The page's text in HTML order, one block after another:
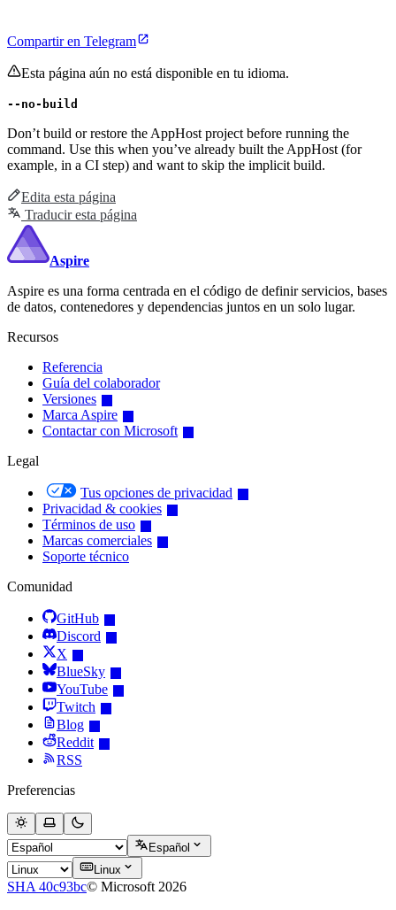
Compartir en Telegram
Esta página aún no está disponible en tu idioma.
--no-build
Don’t build or restore the AppHost project before running the
command. Use this when you’ve already built the AppHost (for
example, in a CI step) and want to skip the implicit build.
Edita esta página
Traducir esta página
Aspire
Aspire es una forma centrada en el código de definir servicios, bases
de datos, contenedores y dependencias juntos en un solo lugar.
Recursos
Referencia
Guía del colaborador
Versiones
Marca Aspire
Contactar con Microsoft
Legal
Tus opciones de privacidad
Privacidad & cookies
Términos de uso
Marcas comerciales
Soporte técnico
Comunidad
GitHub
Discord
X
BlueSky
YouTube
Twitch
Blog
Reddit
RSS
Preferencias
Español
Linux
SHA 40c93bc© Microsoft 2026